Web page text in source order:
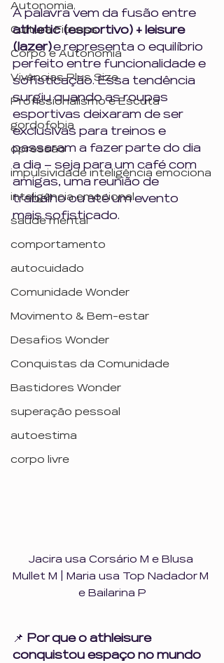
Autonomia,
Cultura Fitness
Corpo e Autonomia
Vivências Plus Size
Profissionalismo e Escuta
gordofobia
opressão
impulsividade inteligência emociona
inteligência emocional
saúde mental
comportamento
autocuidado
Comunidade Wonder
Movimento & Bem-estar
Desafios Wonder
Conquistas da Comunidade
Bastidores Wonder
superação pessoal
autoestima
corpo livre
A palavra vem da fusão entre
athletic (esportivo) + leisure
(lazer) e representa o equilíbrio
perfeito entre funcionalidade e
sofisticação. Essa tendência
surgiu quando as roupas
esportivas deixaram de ser
exclusivas para treinos e
passaram a fazer parte do dia
a dia – seja para um café com
amigas, uma reunião de
trabalho ou até um evento
mais sofisticado.
Jacira usa Corsário M e Blusa
Mullet M | Maria usa Top Nadador M
e Bailarina P
📌 Por que o athleisure
conquistou espaço no mundo